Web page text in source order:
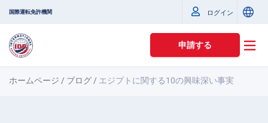
国際運転免許機関 ログイン
申請する
ホームページ / ブログ / エジプトに関する10の興味深い事実